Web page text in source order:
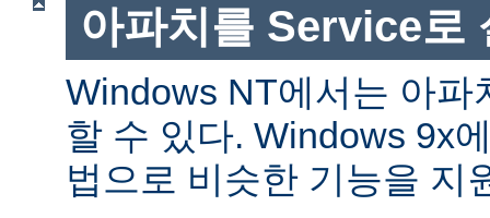
아파치를 Service로
Windows NT에서는 아파
할 수 있다. Windows 9x
법으로 비슷한 기능을 지